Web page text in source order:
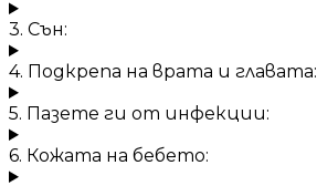
3. Сън:
4. Подкрепа на врата и главата:
5. Пазете ги от инфекции:
6. Кожата на бебето: